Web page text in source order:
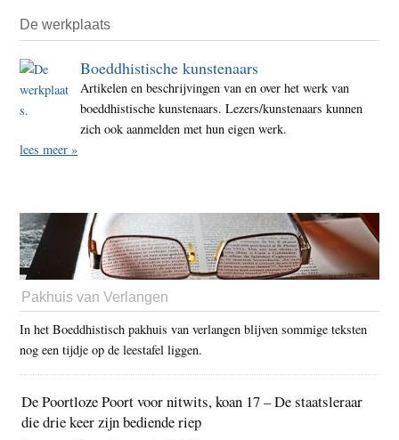
De werkplaats
Boeddhistische kunstenaars
Artikelen en beschrijvingen van en over het werk van
boeddhistische kunstenaars. Lezers/kunstenaars kunnen
zich ook aanmelden met hun eigen werk.
lees meer »
Pakhuis van Verlangen
In het Boeddhistisch pakhuis van verlangen blijven sommige teksten
nog een tijdje op de leestafel liggen.
De Poortloze Poort voor nitwits, koan 17 – De staatsleraar
die drie keer zijn bediende riep